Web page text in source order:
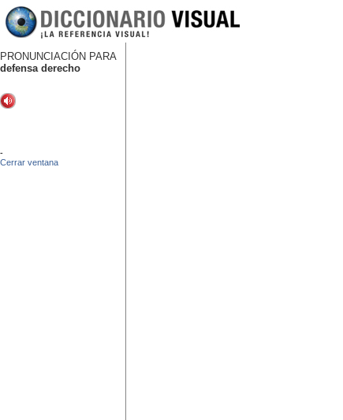
PRONUNCIACIÓN PARA
defensa derecho
-
Cerrar ventana